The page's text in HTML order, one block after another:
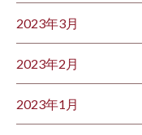
2023年3月
2023年2月
2023年1月